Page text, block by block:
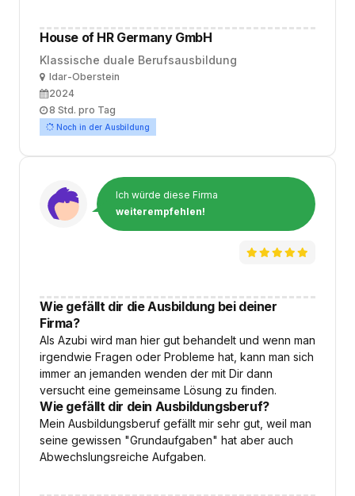
House of HR Germany GmbH
Klassische duale Berufsausbildung
OrtIdar-Oberstein
Ausbildungsbeginn
2024
Arbeitszeit
8 Std. pro Tag
Noch in der Ausbildung
Ich würde diese Firma
weiterempfehlen!
Wie gefällt dir die Ausbildung bei deiner
Firma?
Als Azubi wird man hier gut behandelt und wenn man
irgendwie Fragen oder Probleme hat, kann man sich
immer an jemanden wenden der mit Dir dann
versucht eine gemeinsame Lösung zu finden.
Wie gefällt dir dein Ausbildungsberuf?
Mein Ausbildungsberuf gefällt mir sehr gut, weil man
seine gewissen "Grundaufgaben" hat aber auch
Abwechslungsreiche Aufgaben.